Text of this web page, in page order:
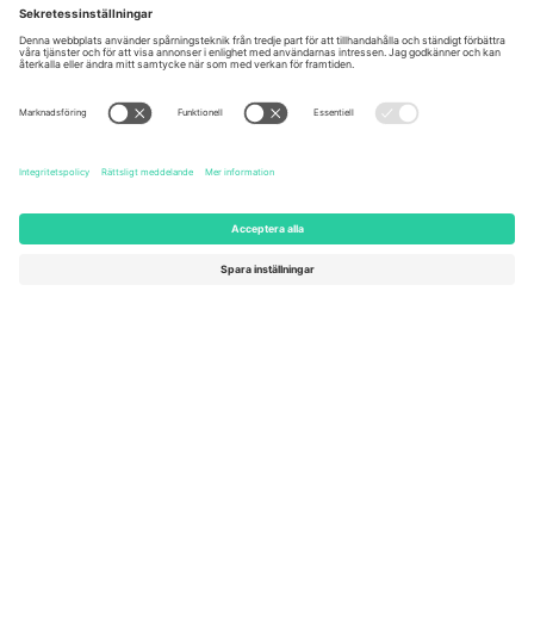
Kontor och support
Germany
Unter den Linden 24, 10117
Berlin, Germany
United Kingdom
167 City Road, London, Greater
London, EC1V 1AW, United
United States
131 Continental Dr, Suite 305,
Newark, Delaware 19713, United
Switzerland
Dorfstrasse 52a, 6390
Engelberg, Switzerland